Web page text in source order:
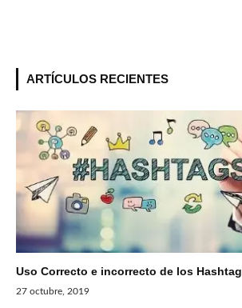
ARTÍCULOS RECIENTES
Uso Correcto e incorrecto de los Hashtag
27 octubre, 2019